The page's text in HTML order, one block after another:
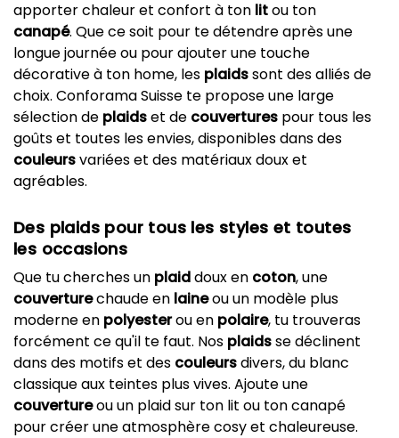
apporter chaleur et confort à ton litou ton
canapé. Que ce soit pour te détendre après une
longue journée ou pour ajouter une touche
décorative à ton home, les plaidssont des alliés de
choix. Conforama Suisse te propose une large
sélection de plaidset de couvertures pour tous les
goûts et toutes les envies, disponibles dans des
couleursvariées et des matériaux doux et
agréables.
Des plaids pour tous les styles et toutes
les occasions
Que tu cherches un plaiddoux en coton, une
couverturechaude en laineou un modèle plus
moderne en polyesterou en polaire, tu trouveras
forcément ce qu'il te faut. Nos plaidsse déclinent
dans des motifs et des couleursdivers, du blanc
classique aux teintes plus vives. Ajoute une
couvertureou un plaid sur ton lit ou ton canapé
pour créer une atmosphère cosy et chaleureuse.